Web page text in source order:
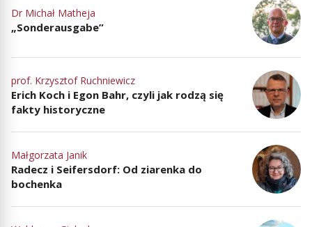
Dr Michał Matheja
„Sonderausgabe”
prof. Krzysztof Ruchniewicz
Erich Koch i Egon Bahr, czyli jak rodzą się
fakty historyczne
Małgorzata Janik
Radecz i Seifersdorf: Od ziarenka do
bochenka